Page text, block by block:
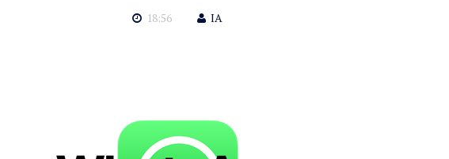
18:56 IA